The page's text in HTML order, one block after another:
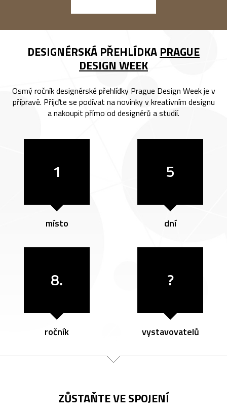
DESIGNÉRSKÁ PŘEHLÍDKA PRAGUE
DESIGN WEEK
Osmý ročník designérské přehlídky Prague Design Week je v
přípravě. Přijďte se podívat na novinky v kreativním designu
a nakoupit přímo od designérů a studií.
1
místo
5
dní
8.
ročník
?
vystavovatelů
ZŮSTAŇTE VE SPOJENÍ